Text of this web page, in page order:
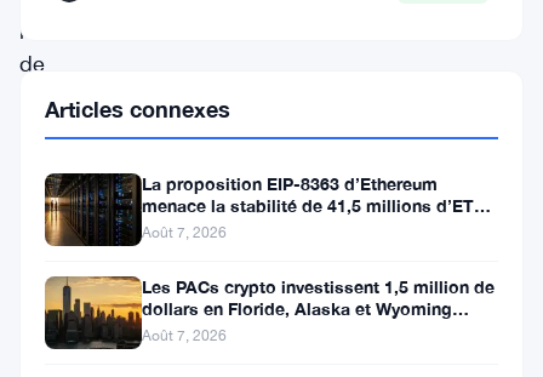
pas
de
son
objectif
auto-
déclaré
posséder
Articles connexes
La proposition EIP-8363 d’Ethereum
menace la stabilité de 41,5 millions d’ETH
stakés et de la DeFi
Août 7, 2026
Les PACs crypto investissent 1,5 million de
dollars en Floride, Alaska et Wyoming
après un revers au Michigan
Août 7, 2026